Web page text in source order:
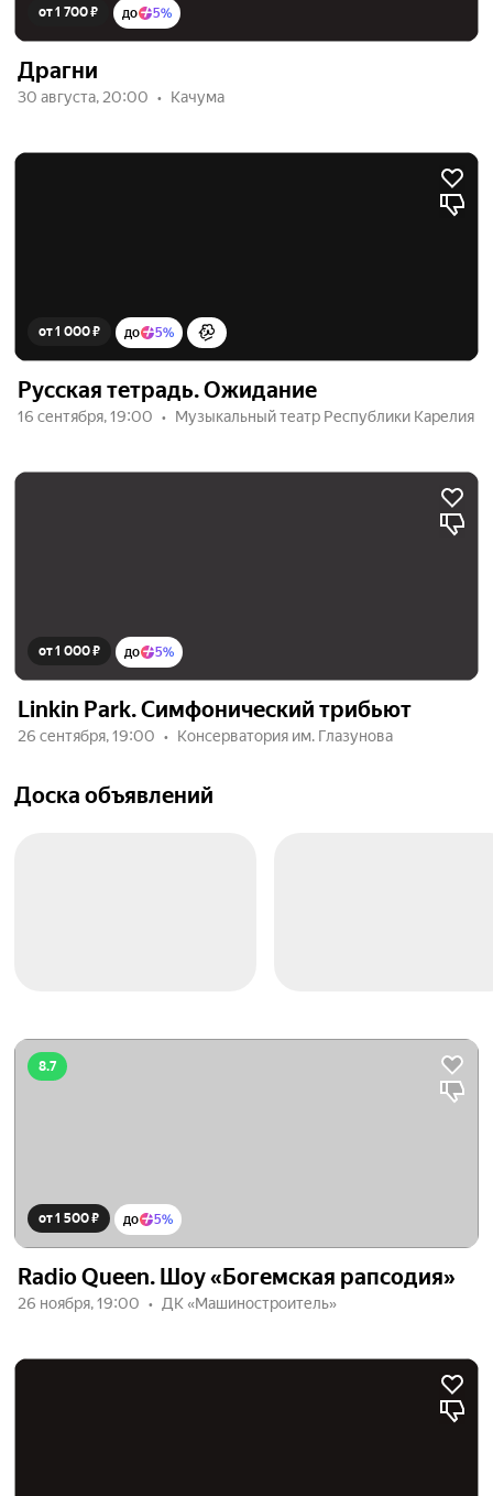
от 1 700 ₽ до 5%
Драгни
30 августа, 20:00 Качума
от 1 000 ₽ до 5%
Русская тетрадь. Ожидание
16 сентября, 19:00 Музыкальный театр Республики Карелия
от 1 000 ₽ до 5%
Linkin Park. Симфонический трибьют
26 сентября, 19:00 Консерватория им. Глазунова
Доска объявлений
8.7
от 1 500 ₽ до 5%
Radio Queen. Шоу «Богемская рапсодия»
26 ноября, 19:00 ДК «Машиностроитель»